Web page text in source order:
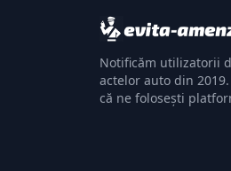
Notificăm utilizatorii
actelor auto din
că ne folosești